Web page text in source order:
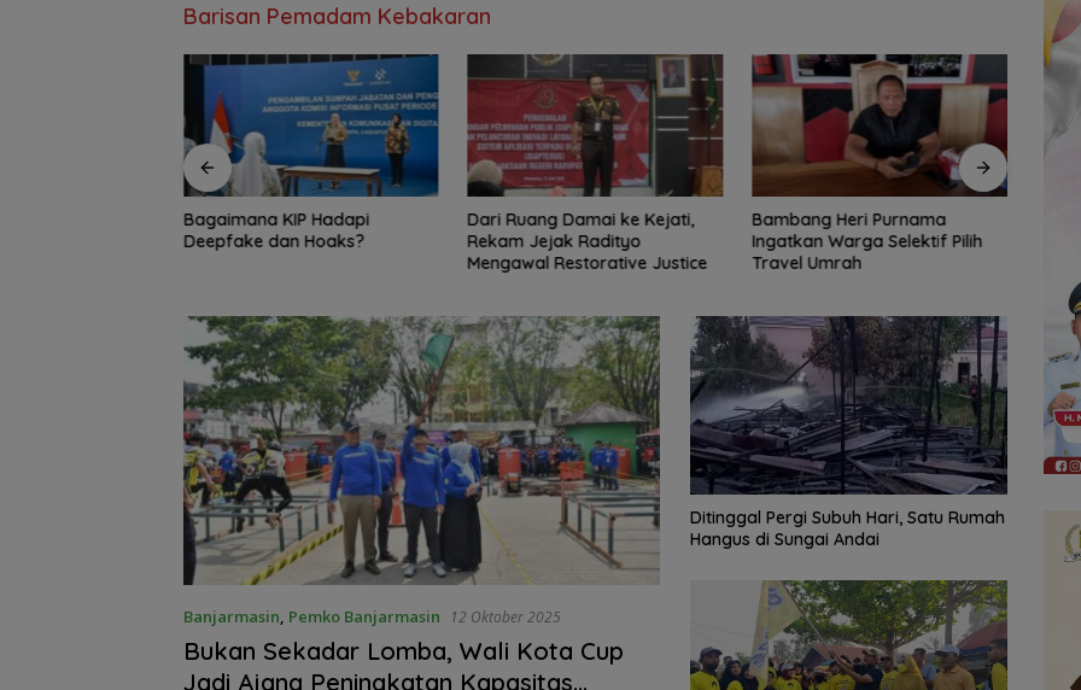
Barisan Pemadam Kebakaran
Dari Ruang Damai ke Kejati,
Rekam Jejak Radityo
Bambang Heri Purnama
Ingatkan Warga Selektif Pilih
Travel Umrah
Bangun Banua Gandeng Media,
Perkuat Transparansi
Banjarmasin Pemko Banjarmasin 12 Oktober 2025
Bukan Sekadar Lomba, Wali Kota Cup
Jadi Ajang Peningkatan Kapasitas
Ditinggal Pergi Subuh Hari, Satu Rumah
Hangus di Sungai Andai